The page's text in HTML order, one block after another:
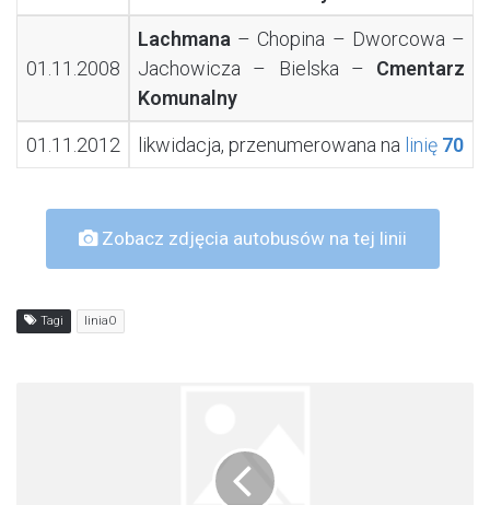
01.11.2008
Lachmana – Chopina – Dworcowa –
Jachowicza – Bielska – Cmentarz
Komunalny
01.11.2012 likwidacja, przenumerowana na linię 70
Zobacz zdjęcia autobusów na tej linii
Tagi liniaO